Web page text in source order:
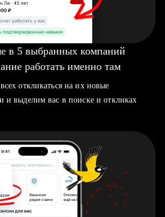
в 5 выбранных компаний
работать именно там
откликаться на их новые
и выделим вас в поиске и откликах